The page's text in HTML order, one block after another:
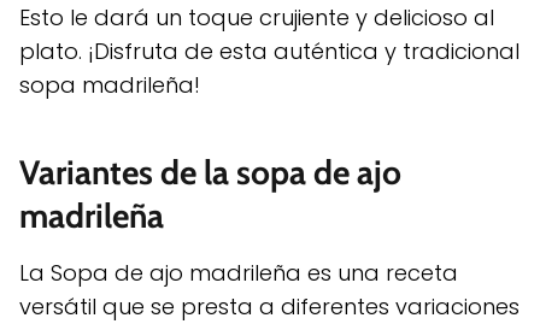
Esto le dará un toque crujiente y delicioso al
plato. ¡Disfruta de esta auténtica y tradicional
sopa madrileña!
Variantes de la sopa de ajo
madrileña
La Sopa de ajo madrileña es una receta
versátil que se presta a diferentes variaciones